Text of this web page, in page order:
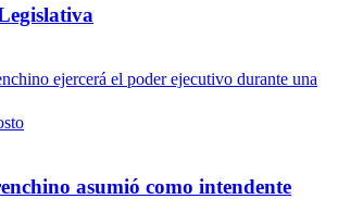
asumió como intendente